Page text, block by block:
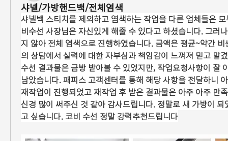
샤넬/가방핸드백/전체염색
샤넬백 스티치를 제외하고 염색하는 작업을 다른 업체들은
비수선 사장님은 자신있게 해줄 수 있다고 하셨습니다. 그러
지 않아 전체 염색으로 진행하였습니다. 금액은 평균~약간
의 상담에서 실력에 대한 자부심과 책임감이 느껴져 믿고 맡
수선 결과물은 금방 받아볼 수 있었지만, 작업요청사항이 잘
남았습니다. 패피스 고객센터를 통해 해당 사항을 전달하니
재작업이 진행되었고 재작업 후 받은 결과물은 아주 아주 만
신경 많이 써주신 것 같아 감사드립니다. 정말로 새 가방이
고 싶습니다. 코비 수선 정말 강력추천드립니다